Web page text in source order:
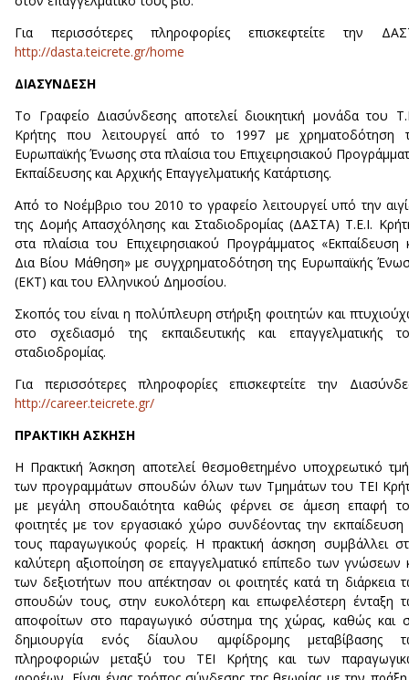
Για περισσότερες πληροφορίες επισκεφτείτε την
http://dasta.teicrete.gr/home
ΔΙΑΣΥΝΔΕΣΗ
Το Γραφείο Διασύνδεσης αποτελεί διοικητική μονάδα του
Κρήτης που λειτουργεί από το 1997 με χρηματοδότηση
Ευρωπαϊκής Ένωσης στα πλαίσια του Επιχειρησιακού
Εκπαίδευσης και Αρχικής Επαγγελματικής Κατάρτισης.
Από το Νοέμβριο του 2010 το γραφείο λειτουργεί υπό την
της Δομής Απασχόλησης και Σταδιοδρομίας (ΔΑΣΤΑ) Τ.Ε.Ι.
στα πλαίσια του Επιχειρησιακού Προγράμματος «Εκπαίδευση
Δια Βίου Μάθηση» με συγχρηματοδότηση της Ευρωπαϊκής
(ΕΚΤ) και του Ελληνικού Δημοσίου.
Σκοπός του είναι η πολύπλευρη στήριξη φοιτητών και
στο σχεδιασμό της εκπαιδευτικής και επαγγελματικής
σταδιοδρομίας.
Για περισσότερες πληροφορίες επισκεφτείτε την
http://career.teicrete.gr/
ΠΡΑΚΤΙΚΗ ΑΣΚΗΣΗ
Η Πρακτική Άσκηση αποτελεί θεσμοθετημένο υποχρεωτικό
των προγραμμάτων σπουδών όλων των Τμημάτων του ΤΕΙ
με μεγάλη σπουδαιότητα καθώς φέρνει σε άμεση επαφή
φοιτητές με τον εργασιακό χώρο συνδέοντας την εκπαίδευση
τους παραγωγικούς φορείς. Η πρακτική άσκηση συμβάλλει
καλύτερη αξιοποίηση σε επαγγελματικό επίπεδο των γνώσεων
των δεξιοτήτων που απέκτησαν οι φοιτητές κατά τη διάρκεια
σπουδών τους, στην ευκολότερη και επωφελέστερη ένταξη
αποφοίτων στο παραγωγικό σύστημα της χώρας, καθώς και
δημιουργία ενός δίαυλου αμφίδρομης μεταβίβασης
πληροφοριών μεταξύ του ΤΕΙ Κρήτης και των